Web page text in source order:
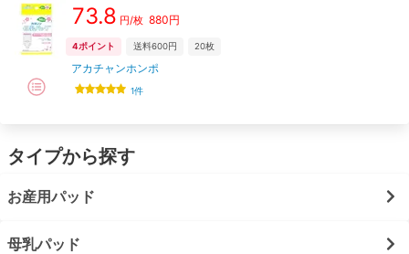
73.8 円/枚 880円
4ポイント 送料600円 20枚
アカチャンホンポ
1件
タイプから探す
お産用パッド
母乳パッド